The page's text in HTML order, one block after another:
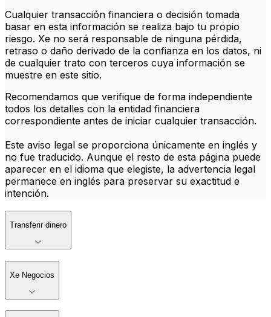
Cualquier transacción financiera o decisión tomada
basar en esta información se realiza bajo tu propio
riesgo. Xe no será responsable de ninguna pérdida,
retraso o daño derivado de la confianza en los datos, ni
de cualquier trato con terceros cuya información se
muestre en este sitio.
Recomendamos que verifique de forma independiente
todos los detalles con la entidad financiera
correspondiente antes de iniciar cualquier transacción.
Este aviso legal se proporciona únicamente en inglés y
no fue traducido. Aunque el resto de esta página puede
aparecer en el idioma que elegiste, la advertencia legal
permanece en inglés para preservar su exactitud e
intención.
Transferir dinero
Xe Negocios